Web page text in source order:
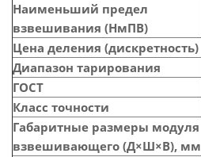
Наименьший предел
взвешивания (НмПВ)
Цена деления (дискретность)
Диапазон тарирования
ГОСТ
Класс точности
Габаритные размеры модуля
взвешивающего (Д×Ш×В), мм